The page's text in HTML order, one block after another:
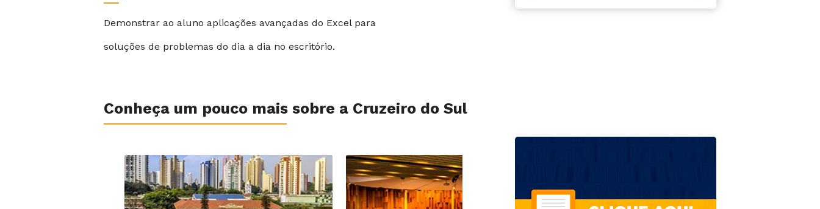
Demonstrar ao aluno aplicações avançadas do Excel para
soluções de problemas do dia a dia no escritório.
Conheça um pouco mais sobre a Cruzeiro do Sul